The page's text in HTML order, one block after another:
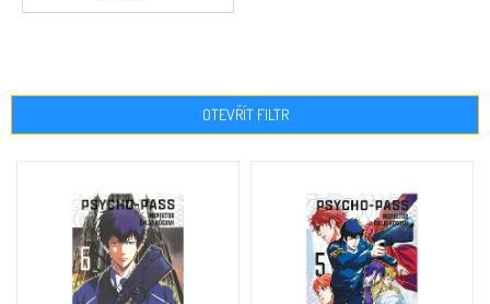
OTEVŘÍT FILTR